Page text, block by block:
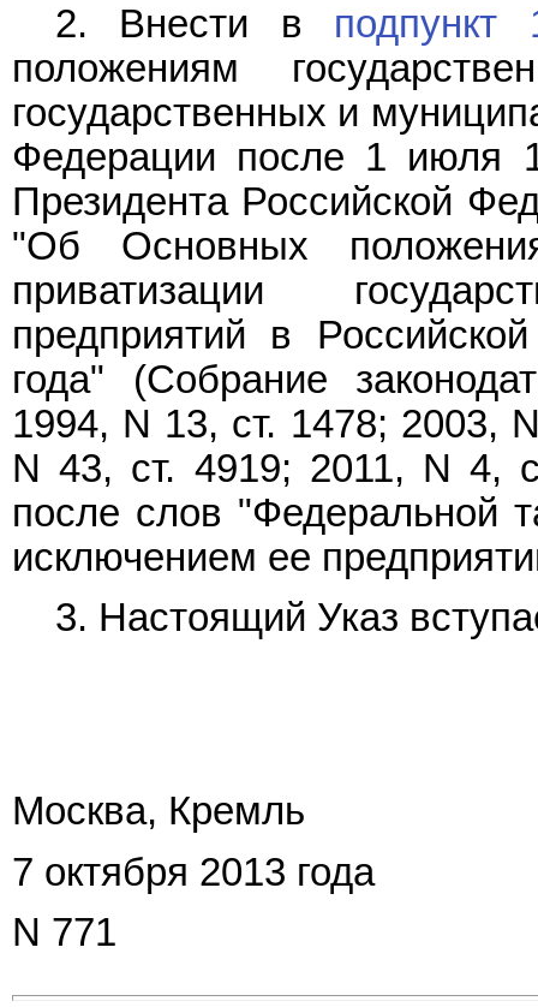
2. Внести в
положениям
государственных и
Федерации после 1 июля
Президента Российской
"Об Основных
приватизации
предприятий в
года" (Собрание
1994, N 13, ст. 1478; 2003,
N 43, ст. 4919; 2011, N 4,
после слов "Федеральной
исключением ее
3. Настоящий Указ
Москва, Кремль
7 октября 2013 года
N 771